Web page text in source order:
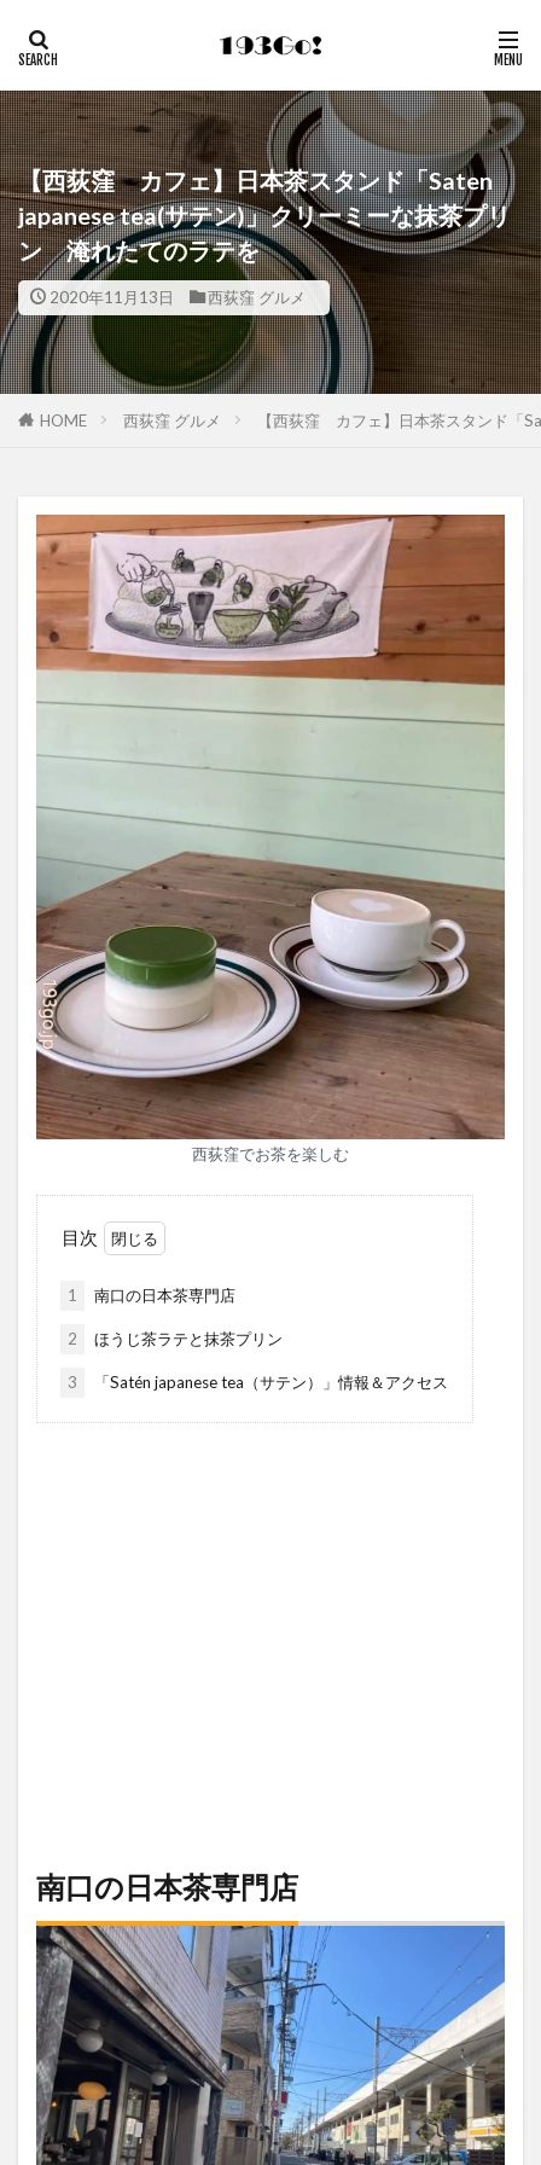
【西荻窪 カフェ】日本茶スタンド「Saten
japanese tea(サテン)」クリーミーな抹茶プリ
ン 淹れたてのラテを
2020年11月13日 西荻窪 グルメ
HOME 西荻窪 グルメ 【西荻窪 カフェ】日本茶スタンド「
西荻窪でお茶を楽しむ
目次
1 南口の日本茶専門店
2 ほうじ茶ラテと抹茶プリン
3 「Satén japanese tea（サテン）」情報＆アクセス
南口の日本茶専門店